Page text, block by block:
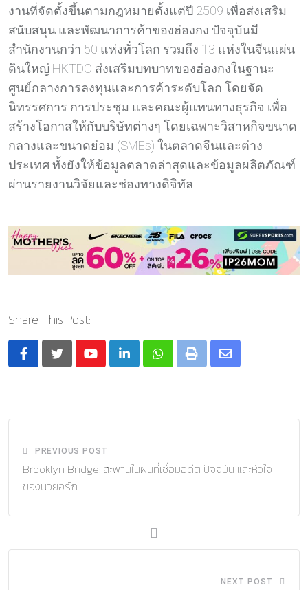
งานที่จัดตั้งขึ้นตามกฎหมายตั้งแต่ปี 2509 เพื่อส่งเสริม
สนับสนุน และพัฒนาการค้าของฮ่องกง ปัจจุบันมี
สำนักงานกว่า 50 แห่งทั่วโลก รวมถึง 13 แห่งในจีนแผ่น
ดินใหญ่ HKTDC ส่งเสริมบทบาทของฮ่องกงในฐานะ
ศูนย์กลางการลงทุนและการค้าระดับโลก โดยจัด
นิทรรศการ การประชุม และคณะผู้แทนทางธุรกิจ เพื่อ
สร้างโอกาสให้กับบริษัทต่างๆ โดยเฉพาะวิสาหกิจขนาด
กลางและขนาดย่อม (SMEs) ในตลาดจีนและต่าง
ประเทศ ทั้งยังให้ข้อมูลตลาดล่าสุดและข้อมูลผลิตภัณฑ์
ผ่านรายงานวิจัยและช่องทางดิจิทัล
Share This Post:
YoutubeLinkedInWhatsapp
Print
Share
PREVIOUS POST
Brooklyn Bridge: สะพานในฝันที่เชื่อมอดีต ปัจจุบัน และหัวใจ
ของนิวยอร์ก
NEXT POST